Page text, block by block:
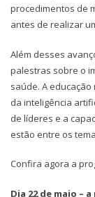
procedimentos de
antes de realizar
Além desses
palestras sobre o
saúde. A
da inteligência
de líderes e a
estão entre os
Confira agora a
Dia 22 de maio –